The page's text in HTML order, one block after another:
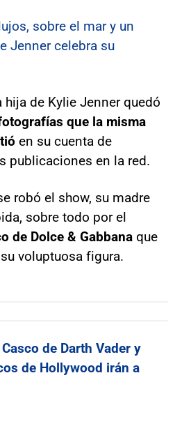
sobre el mar y un
Jenner celebra su
de Kylie Jenner quedó
que la misma
en su cuenta de
publicaciones en la red.
robó el show, su madre
sobre todo por el
de Dolce & Gabbana que
voluptuosa figura.
Casco de Darth Vader y
de Hollywood irán a